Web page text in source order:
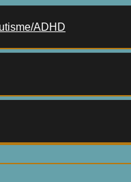
ADHD